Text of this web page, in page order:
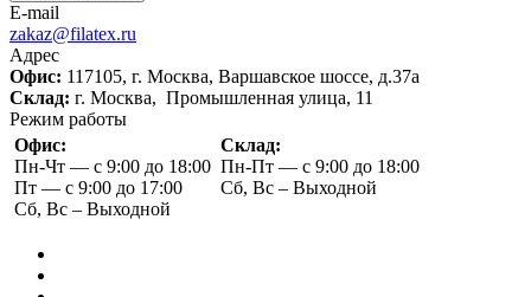
E-mail
zakaz@filatex.ru
Адрес
Офис: 117105, г. Москва, Варшавское шоссе, д.37а
Склад: г. Москва, Промышленная улица, 11
Режим работы
Офис:
Пн-Чт — с 9:00 до 18:00
Пт — с 9:00 до 17:00
Сб, Вс – Выходной
Склад:
Пн-Пт — с 9:00 до 18:00
Сб, Вс – Выходной